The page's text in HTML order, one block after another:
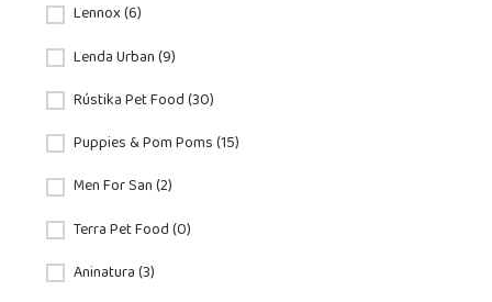
Lennox (6)
Lenda Urban (9)
Rústika Pet Food (30)
Puppies & Pom Poms (15)
Men For San (2)
Terra Pet Food (0)
Aninatura (3)